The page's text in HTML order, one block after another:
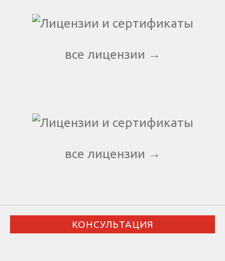
все лицензии →
все лицензии →
КОНСУЛЬТАЦИЯ